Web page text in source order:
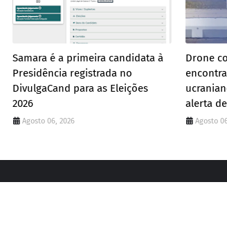
Samara é a primeira candidata à
Presidência registrada no
DivulgaCand para as Eleições
2026
Agosto 06, 2026
Drone
alerta
Agosto